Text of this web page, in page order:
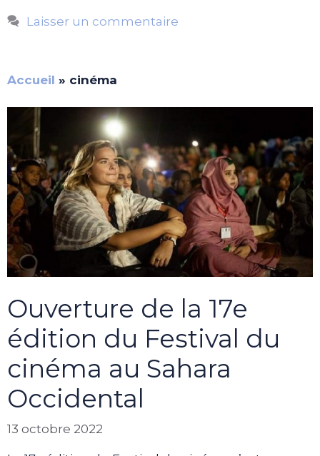
Laisser un commentaire
Accueil » cinéma
Ouverture de la 17e
édition du Festival du
cinéma au Sahara
Occidental
13 octobre 2022